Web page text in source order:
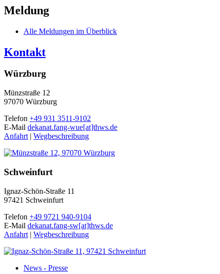
Meldung
Alle Meldungen im Überblick
Kontakt
Würzburg
Münzstraße 12
97070 Würzburg
Telefon +49 931 3511-9102
E-Mail dekanat.fang-wue[at]thws.de
Anfahrt | Wegbeschreibung
Schweinfurt
Ignaz-Schön-Straße 11
97421 Schweinfurt
Telefon +49 9721 940-9104
E-Mail dekanat.fang-sw[at]thws.de
Anfahrt | Wegbeschreibung
News - Presse